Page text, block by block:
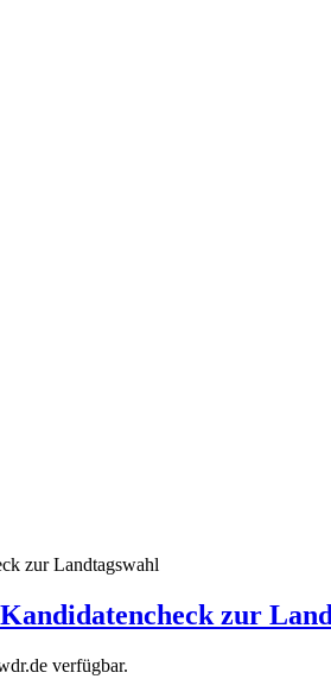
zur
verfügbar.